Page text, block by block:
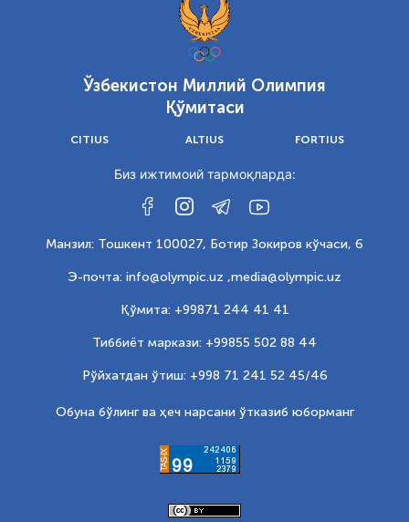
Ўзбекистон Миллий Олимпия
Қўмитаси
CITIUS ALTIUS FORTIUS
Биз ижтимоий тармоқларда:
Манзил: Тошкент 100027, Ботир Зокиров кўчаси, 6
Э-почта: info@olympic.uz ,media@olympic.uz
Қўмита: +99871 244 41 41
Тиббиёт маркази: +99855 502 88 44
Рўйхатдан ўтиш: +998 71 241 52 45/46
Обуна бўлинг ва ҳеч нарсани ўтказиб юборманг